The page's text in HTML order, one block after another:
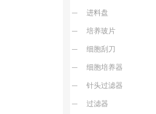
进料盘
培养玻片
细胞刮刀
细胞培养器
针头过滤器
过滤器